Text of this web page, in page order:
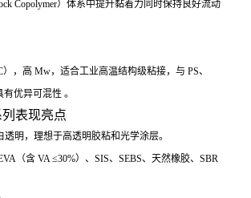
Copolymer）体系中提升黏着力同时保持良好流动
），高 Mw，适合工业高温结构级粘接，与 PS、
优异可混性 。
表现亮点
透明，理想于高透明胶粘和光学涂层。
（含 VA ≤30%）、SIS、SEBS、天然橡胶、SBR